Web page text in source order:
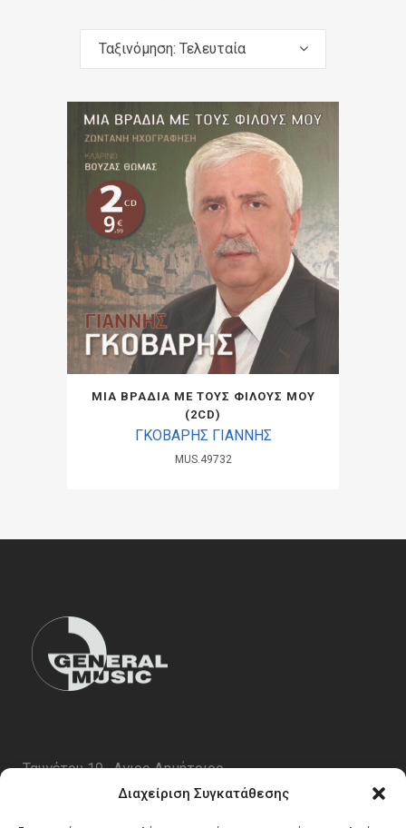
Διαχείριση Συγκατάθεσης
Ταξινόμηση: Τελευταία
ΜΙΑ ΒΡΑΔΙΑ ΜΕ ΤΟΥΣ ΦΙΛΟΥΣ ΜΟΥ
(2CD)
ΓΚΟΒΑΡΗΣ ΓΙΑΝΝΗΣ
MUS.49732
Ταυγέτου 19 , Αγιος Δημήτριος